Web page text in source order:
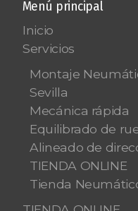
Menú principal
Inicio
Servicios
Montaje
Sevilla
Mecánica rápida
Equilibrado de
Alineado de
TIENDA ONLINE
Tienda